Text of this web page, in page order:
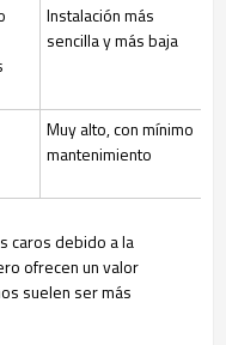
Instalación más
sencilla y más baja
Muy alto, con mínimo
mantenimiento
caros debido a la
ofrecen un valor
suelen ser más